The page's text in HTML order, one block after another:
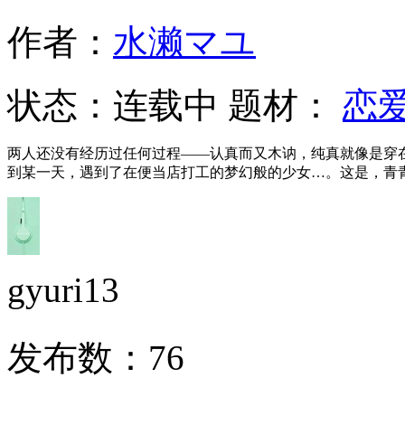
作者： 水濑マユ
状态： 连载中 题材： 恋
两人还没有经历过任何过程——认真而又木讷，纯真就像是穿
到某一天，遇到了在便当店打工的梦幻般的少女…。这是，
gyuri13
发布数： 76